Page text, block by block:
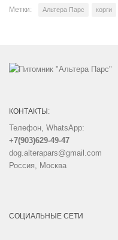
Метки: Альтера Парс корги
КОНТАКТЫ:
Телефон, WhatsApp:
+7(903)629-49-47
dog.alterapars@gmail.com
Россия, Москва
СОЦИАЛЬНЫЕ СЕТИ